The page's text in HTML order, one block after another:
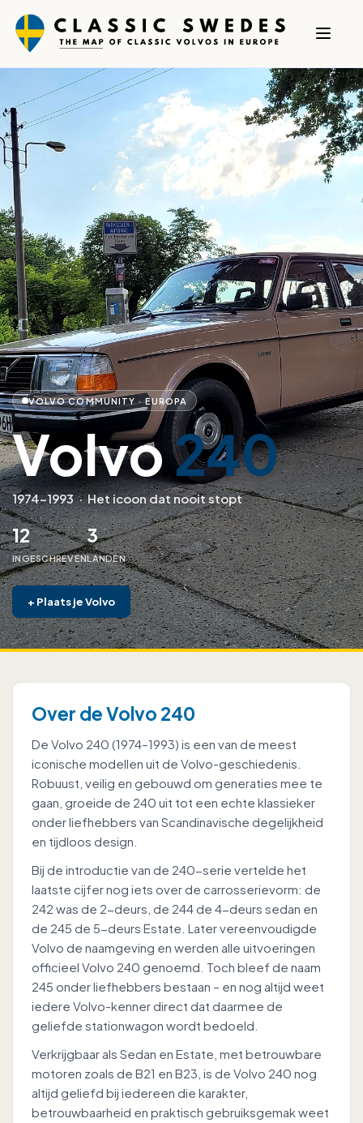
VOLVO COMMUNITY · EUROPA
Volvo240
1974–1993·Het icoon dat nooit stopt
12
INGESCHREVEN
3
LANDEN
+ Plaats je Volvo
Over de Volvo 240
De Volvo 240 (1974–1993) is een van de meest
iconische modellen uit de Volvo-geschiedenis.
Robuust, veilig en gebouwd om generaties mee te
gaan, groeide de 240 uit tot een echte klassieker
onder liefhebbers van Scandinavische degelijkheid
en tijdloos design.
Bij de introductie van de 240-serie vertelde het
laatste cijfer nog iets over de carrosserievorm: de
242 was de 2-deurs, de 244 de 4-deurs sedan en
de 245 de 5-deurs Estate. Later vereenvoudigde
Volvo de naamgeving en werden alle uitvoeringen
officieel Volvo 240 genoemd. Toch bleef de naam
245 onder liefhebbers bestaan – en nog altijd weet
iedere Volvo-kenner direct dat daarmee de
geliefde stationwagon wordt bedoeld.
Verkrijgbaar als Sedan en Estate, met betrouwbare
motoren zoals de B21 en B23, is de Volvo 240 nog
altijd geliefd bij iedereen die karakter,
betrouwbaarheid en praktisch gebruiksgemak weet